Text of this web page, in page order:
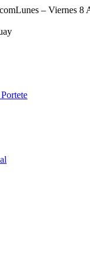
Lunes – Viernes 8